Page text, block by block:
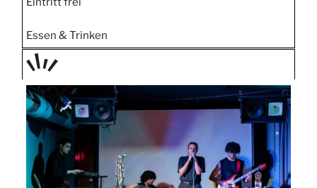
Essen & Trinken
TAGE
STIPP